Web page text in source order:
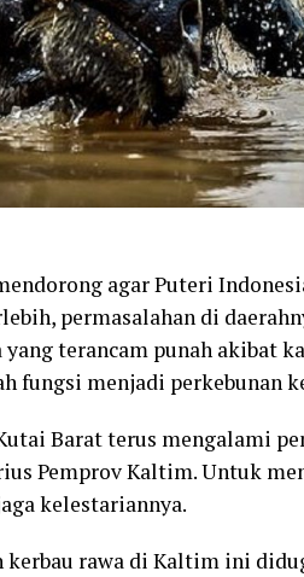
agar Puteri
permasalahan di
yang terancam punah akibat
fungsi menjadi perkebunan
Barat terus mengalami
Pemprov Kaltim. Untuk
kelestariannya.
kerbau rawa di Kaltim ini